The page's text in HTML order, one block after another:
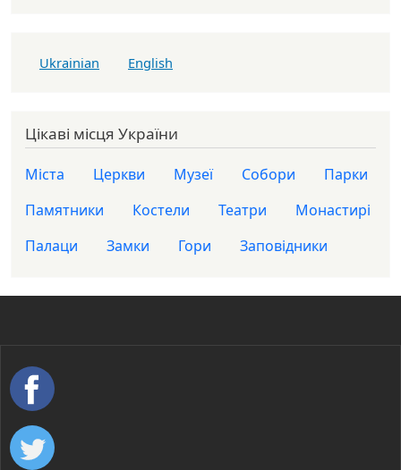
Ukrainian English
Цікаві місця України
Міста Церкви Музеї Собори
Парки
Памятники
Костели Театри
Монастирі
Палаци
Замки Гори Заповідники